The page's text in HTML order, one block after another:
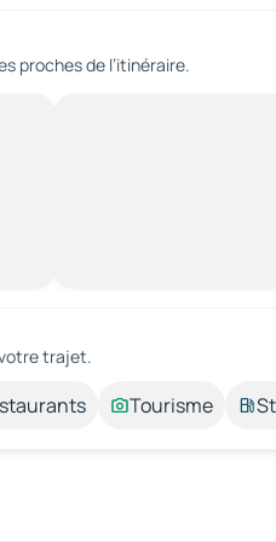
proches de l’itinéraire.
trajet.
Tourisme